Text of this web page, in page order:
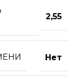
2,55
Нет